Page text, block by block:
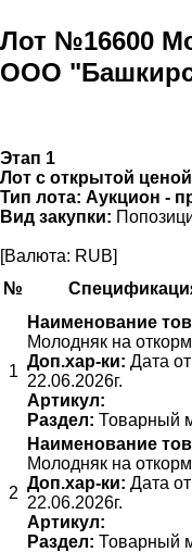
Лот №16600
ООО
Этап 1
Лот с открытой ценой
Тип лота: Аукцион -
Вид закупки:
[Валюта: RUB]
№
1
Наименование
Молодняк на
Доп.хар-ки: Дата
22.06.2026г.
Артикул:
Раздел: Товарный
2
Наименование
Молодняк на
Доп.хар-ки: Дата
22.06.2026г.
Артикул:
Раздел: Товарный